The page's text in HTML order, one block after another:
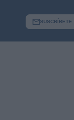
SUSCRÍBETE